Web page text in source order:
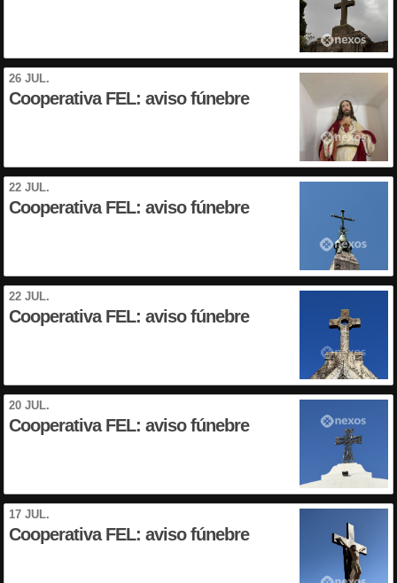
26 JUL.
Cooperativa FEL: aviso fúnebre
22 JUL.
Cooperativa FEL: aviso fúnebre
22 JUL.
Cooperativa FEL: aviso fúnebre
20 JUL.
Cooperativa FEL: aviso fúnebre
17 JUL.
Cooperativa FEL: aviso fúnebre